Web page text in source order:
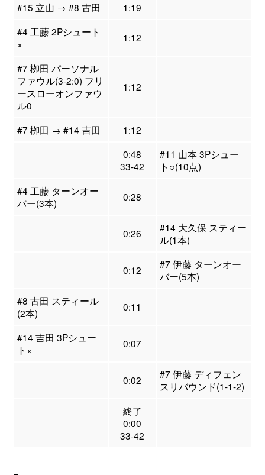
#15 立山 → #8 古田
1:19
#4 工藤 2Pシュート
×
1:12
#7 栁田 パーソナル
ファウル(3-2:0) フリ
ースローオンファウ
ル0
1:12
#7 栁田 → #14 吉田
1:12
0:48
33-42
#11 山本 3Pシュー
ト○(10点)
#4 工藤 ターンオー
バー(3本)
0:28
0:26
#14 大久保 スティー
ル(1本)
0:12
#7 伊藤 ターンオー
バー(5本)
#8 古田 スティール
(2本)
0:11
#14 吉田 3Pシュー
ト×
0:07
0:02
#7 伊藤 ディフェン
スリバウンド(1-1-2)
終了
0:00
33-42